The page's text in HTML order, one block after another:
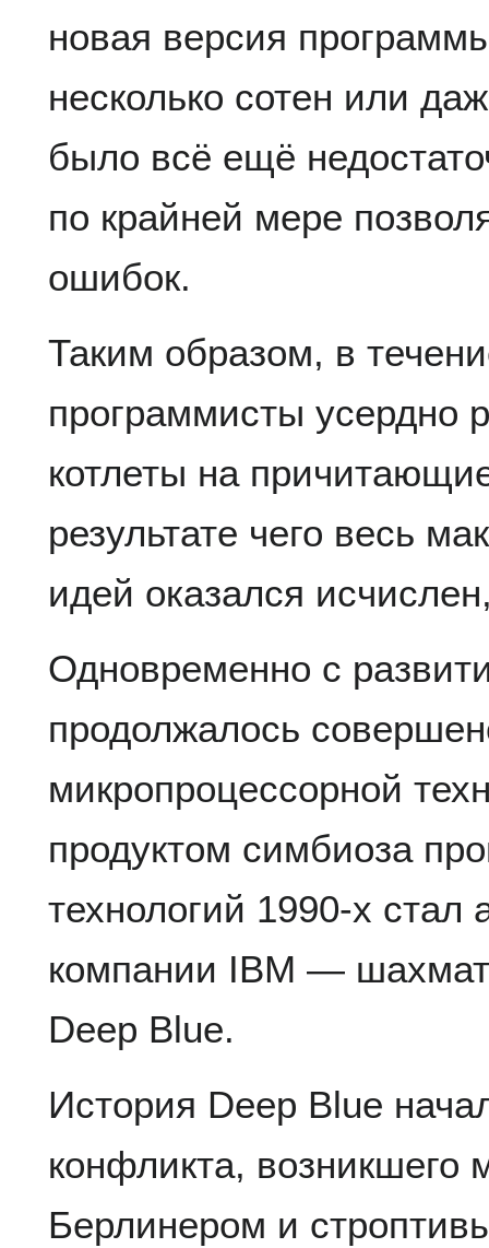
новая версия
несколько сотен или
было всё ещё
по крайней мере
ошибок.
Таким образом, в
программисты усердно
котлеты на
результате чего весь
идей оказался
Одновременно с
продолжалось
микропроцессорной
продуктом симбиоза
технологий 1990-х
компании IBM —
Deep Blue.
История Deep Blue
конфликта, возникшего
Берлинером и